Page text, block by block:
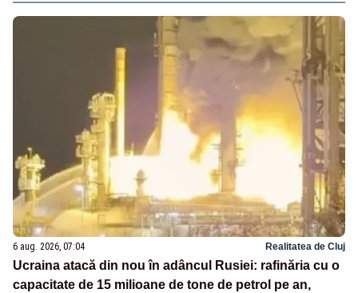
6 aug. 2026, 07:04 Realitatea de Cluj
Ucraina atacă din nou în adâncul Rusiei: rafinăria cu o
capacitate de 15 milioane de tone de petrol pe an,